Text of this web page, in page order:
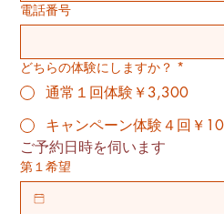
電話番号
どちらの体験にしますか？ *
通常１回体験￥3,300
キャンペーン体験４回￥
ご予約日時を伺います
第１希望